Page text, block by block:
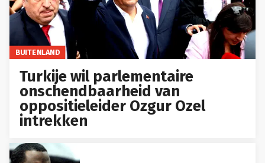
BUITENLAND
Turkije wil parlementaire
onschendbaarheid van
oppositieleider Ozgur Ozel
intrekken